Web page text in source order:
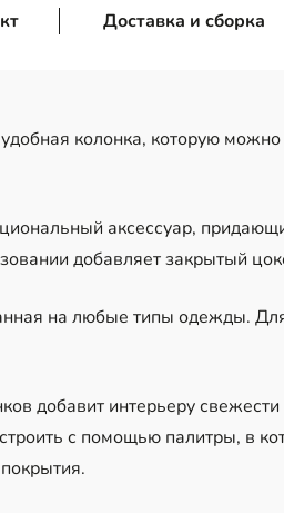
Доставка и сборка
колонка, которую
аксессуар,
добавляет закрытый
на любые типы одежды.
добавит интерьеру
с помощью палитры, в